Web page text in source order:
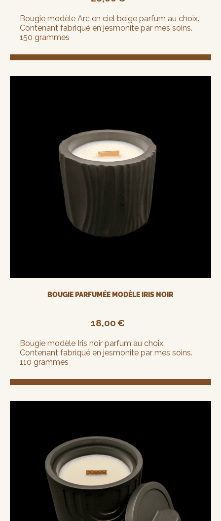
Bougie modèle Arc en ciel beige parfum au choix.
Contenant fabriqué en jesmonite par mes soins.
150 grammes
BOUGIE PARFUMÉE MODÈLE IRIS NOIR
18,00€
Bougie modèle Iris noir parfum au choix.
Contenant fabriqué en jesmonite par mes soins.
110 grammes